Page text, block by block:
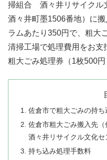
掃組合 酒々井リサイクル
酒々井町墨1506番地）に
ラムあたり350円で、粗大
清掃工場で処理費用をお支
粗大ごみ処理券（1枚500円
佐倉市で粗大ごみの持
佐倉市粗大ごみ搬入先
酒々井リサイクル文化セ
持ち込み処理手数料